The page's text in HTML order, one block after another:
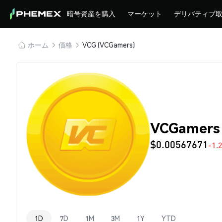
暗号資産を購入 マーケット デリバティブ
ホーム 価格 VCG (VCGamers)
$0.00567671-
1D 7D 1M 3M 1Y YTD